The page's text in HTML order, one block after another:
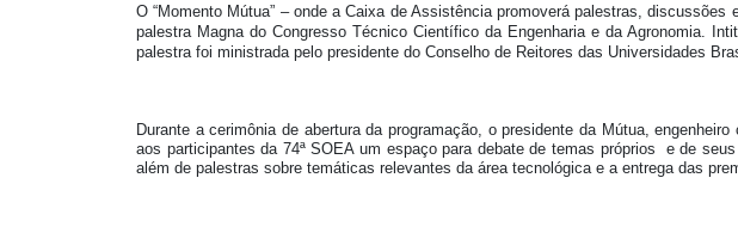
O “Momento Mútua” – onde a Caixa de Assistência promoverá palestras,
palestra Magna do Congresso Técnico Científico da Engenharia e da Agronomia.
palestra foi ministrada pelo presidente do Conselho de Reitores das Universidades
Durante a cerimônia de abertura da programação, o presidente da Mútua,
aos participantes da 74ª SOEA um espaço para debate de temas próprios e de
além de palestras sobre temáticas relevantes da área tecnológica e a entrega das